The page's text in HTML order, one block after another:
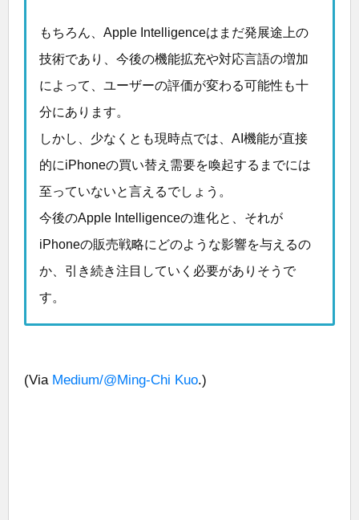
もちろん、Apple Intelligenceはまだ発展途上の
技術であり、今後の機能拡充や対応言語の増加
によって、ユーザーの評価が変わる可能性も十
分にあります。
しかし、少なくとも現時点では、AI機能が直接
的にiPhoneの買い替え需要を喚起するまでには
至っていないと言えるでしょう。
今後のApple Intelligenceの進化と、それが
iPhoneの販売戦略にどのような影響を与えるの
か、引き続き注目していく必要がありそうで
す。
(Via Medium/@Ming-Chi Kuo.)